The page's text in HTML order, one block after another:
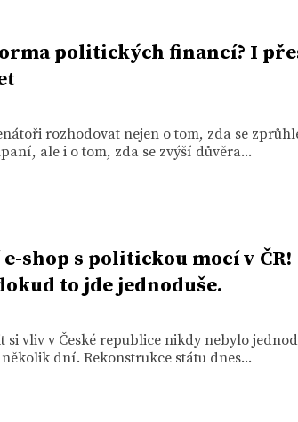
politických financí? I
rozhodovat nejen o tom, zda se
ale i o tom, zda se zvýší důvěra...
shop s politickou mocí v ČR!
to jde jednoduše.
si vliv v České republice nikdy nebylo
dní. Rekonstrukce státu dnes...